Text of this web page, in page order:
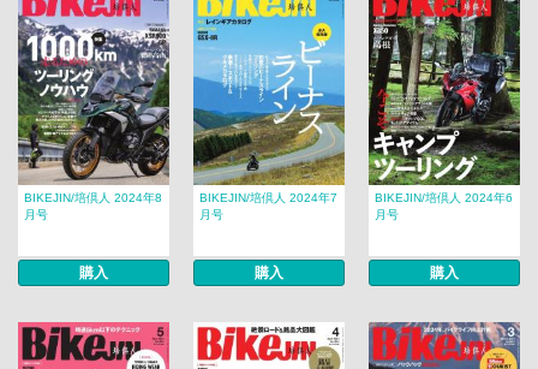
BIKEJIN/培倶人 2024年8
月号
購入
BIKEJIN/培倶人 2024年7
月号
購入
BIKEJIN/培倶人 2024年6
月号
購入